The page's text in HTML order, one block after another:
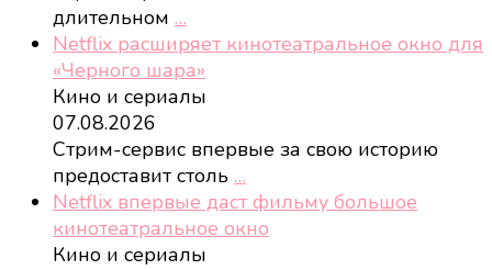
длительном …
Netflix расширяет кинотеатральное окно для
«Черного шара»
Кино и сериалы
07.08.2026
Стрим-сервис впервые за свою историю
предоставит столь …
Netflix впервые даст фильму большое
кинотеатральное окно
Кино и сериалы